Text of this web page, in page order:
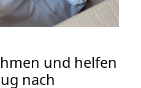
und helfen
nach